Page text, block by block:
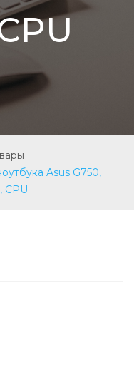
Asus G750,
CPU